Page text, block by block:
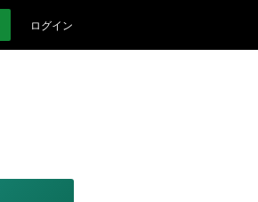
ログイン